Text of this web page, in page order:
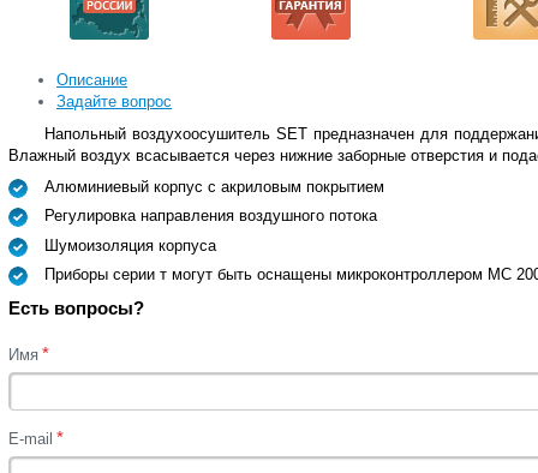
Описание
Задайте вопрос
Напольный воздухоосушитель SET предназначен для
Влажный воздух всасывается через нижние заборные отверстия и
Алюминиевый корпус с акриловым покрытием
Регулировка направления воздушного потока
Шумоизоляция корпуса
Приборы серии т могут быть оснащены микроконтроллером MC
Есть вопросы?
Имя *
E-mail *